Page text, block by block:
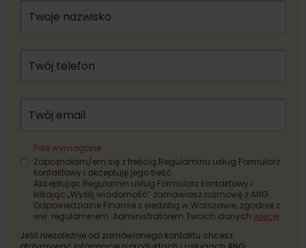
Twoje nazwisko
Twój telefon
Twój email
Pole wymagane
Zapoznałam/em się z treścią Regulaminu usług Formularz
kontaktowy i akceptuję jego treść.
Akceptując Regulamin usług Formularz kontaktowy i
klikając „Wyślij wiadomość” zamawiasz rozmowę z ANG
Odpowiedzialne Finanse z siedzibą w Warszawie, zgodnie z
ww. regulaminem. Administratorem Twoich danych więcej
Jeśli niezależnie od zamówionego kontaktu chcesz